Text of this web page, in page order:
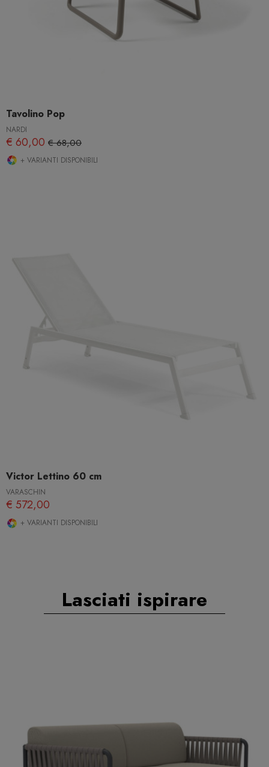
Tavolino Pop
NARDI
€ 60,00 € 68,00
+ VARIANTI DISPONIBILI
Victor Lettino 60 cm
VARASCHIN
€ 572,00
+ VARIANTI DISPONIBILI
Lasciati ispirare